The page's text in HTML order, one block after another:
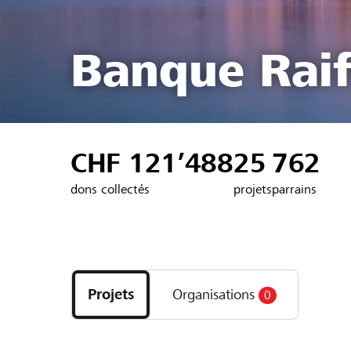
Banque
CHF 121’488
dons collectés
25
projets
762
parrains
les
projets
et
Projets Organisations 0